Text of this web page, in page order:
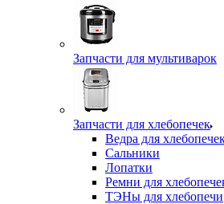
Запчасти для мультиварок
Запчасти для хлебопечек
Ведра для
Сальники
Лопатки
Ремни для
ТЭНы для хлебопечи